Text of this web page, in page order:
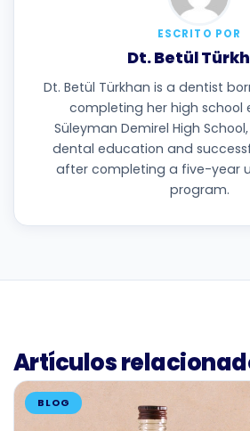
ESCRITO POR
Dt. Betül
Dt. Betül Türkhan is a dentist
completing her high school
Süleyman Demirel High
dental education and
after completing a five-year
program.
Artículos
BLOG